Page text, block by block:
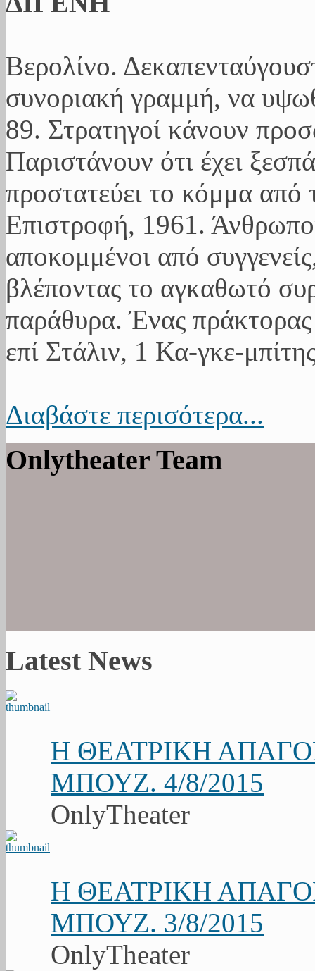
Βερολίνο.
συνοριακή γραμμή, να
89. Στρατηγοί κάνουν
Παριστάνουν ότι έχει
προστατεύει το κόμμα από
Επιστροφή, 1961.
αποκομμένοι από
βλέποντας το αγκαθωτό
παράθυρα. Ένας
επί Στάλιν, 1 Κα-γκε-
Διαβάστε περισότερα...
Onlytheater Team
Latest News
Η ΘΕΑΤΡΙΚΗ
ΜΠΟΥΖ. 4/8/2015
OnlyTheater
Η ΘΕΑΤΡΙΚΗ
ΜΠΟΥΖ. 3/8/2015
OnlyTheater